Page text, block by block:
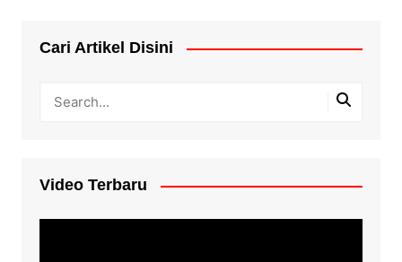
Cari Artikel Disini
Video Terbaru